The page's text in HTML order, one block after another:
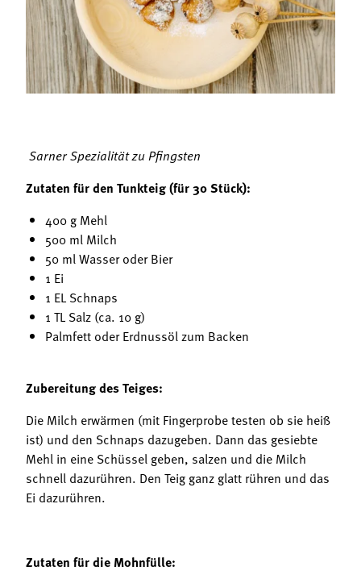
Mitgliedschaft
Landessekretariat
Bäuerliche Buffets
Hofgeschichten
Sarner Spezialität zu Pfingsten
Zutaten für den Tunkteig (für 30 Stück):
400 g Mehl
500 ml Milch
50 ml Wasser oder Bier
1 Ei
1 EL Schnaps
1 TL Salz (ca. 10 g)
Palmfett oder Erdnussöl zum Backen
Zubereitung des Teiges:
Die Milch erwärmen (mit Fingerprobe testen ob sie heiß
ist) und den Schnaps dazugeben. Dann das gesiebte
Mehl in eine Schüssel geben, salzen und die Milch
schnell dazurühren. Den Teig ganz glatt rühren und das
Ei dazurühren.
Zutaten für die Mohnfülle: